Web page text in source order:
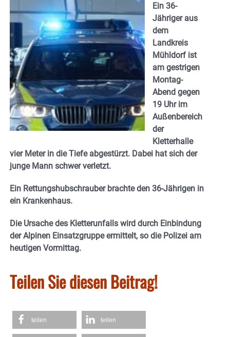
Ein 36-
Jähriger aus
dem
Landkreis
Mühldorf ist
am gestrigen
Montag-
Abend gegen
19 Uhr im
Außenbereich
der
Kletterhalle
vier Meter in die Tiefe abgestürzt. Dabei hat sich der
junge Mann schwer verletzt.
Ein Rettungshubschrauber brachte den 36-Jährigen in
ein Krankenhaus.
Die Ursache des Kletterunfalls wird durch Einbindung
der Alpinen Einsatzgruppe ermittelt, so die Polizei am
heutigen Vormittag.
Teilen Sie diesen Beitrag!
teilen teilen